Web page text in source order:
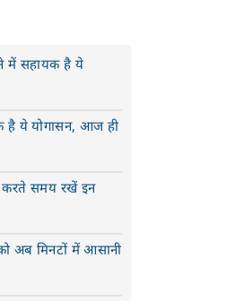
में सहायक है ये
है ये योगासन, आज ही
करते समय रखें इन
अब मिनटों में आसानी